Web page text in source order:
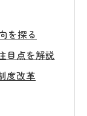
を探る
目点を解説
度改革
級の役割